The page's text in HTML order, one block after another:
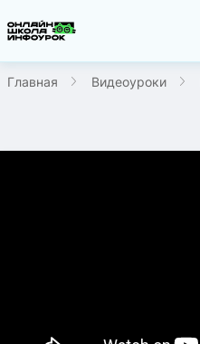
Главная Видеоуроки